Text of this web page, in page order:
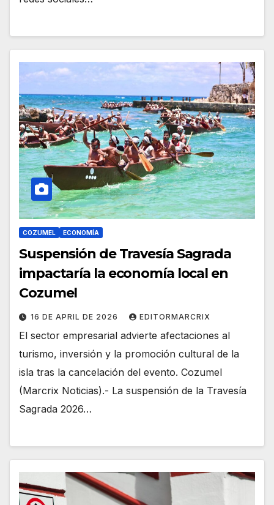
COZUMEL ECONOMÍA
Suspensión de Travesía Sagrada
impactaría la economía local en
Cozumel
16 DE APRIL DE 2026 EDITORMARCRIX
El sector empresarial advierte afectaciones al
turismo, inversión y la promoción cultural de la
isla tras la cancelación del evento. Cozumel
(Marcrix Noticias).- La suspensión de la Travesía
Sagrada 2026…